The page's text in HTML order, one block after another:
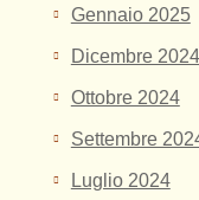
Gennaio 2025
Dicembre 2024
Ottobre 2024
Settembre
Luglio 2024